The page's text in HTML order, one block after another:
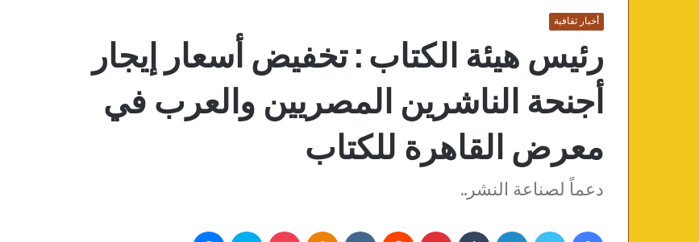
أخبار ثقافية
رئيس هيئة الكتاب : تخفيض أسعار إيجار
أجنحة الناشرين المصريين والعرب في
معرض القاهرة للكتاب
دعماً لصناعة النشر..